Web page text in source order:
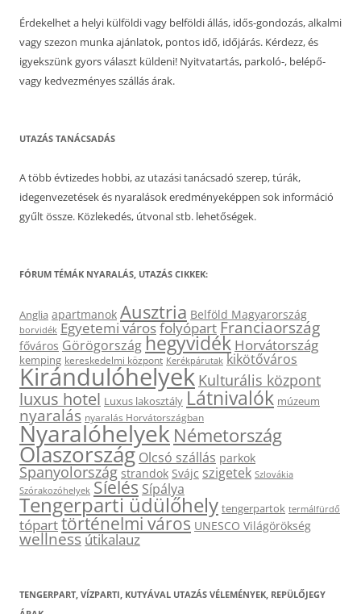
Érdekelhet a helyi külföldi vagy belföldi állás, idős-gondozás, alkalmi
vagy szezon munka ajánlatok, pontos idő, időjárás. Kérdezz, és
igyekszünk gyors választ küldeni! Nyitvatartás, parkoló-, belépő-
vagy kedvezményes szállás árak.
UTAZÁS TANÁCSADÁS
A több évtizedes hobbi, az utazási tanácsadó szerep, túrák,
idegenvezetések és nyaralások eredményeképpen sok információ
gyűlt össze. Közlekedés, útvonal stb. lehetőségek.
FÓRUM TÉMÁK NYARALÁS, UTAZÁS CIKKEK:
Anglia apartmanok Ausztria Belföld Magyarország
borvidék Egyetemi városfolyópartFranciaország
főváros Görögországhegyvidék Horvátország
kemping kereskedelmi központ Kerékpárutak kikötőváros
Kirándulóhelyek Kulturális központ
luxus hotel Luxus lakosztály Látnivalók múzeum
nyaralás nyaralás Horvátországban
Nyaralóhelyek Németország
Olaszország Olcsó szállás parkok
Spanyolország strandok Svájc szigetek Szlovákia
Szórakozóhelyek Síelés Sípálya
Tengerparti üdülőhely tengerpartok termálfürdő
tóparttörténelmi város UNESCO Világörökség
wellnessútikalauz
TENGERPART, VÍZPARTI, KUTYÁVAL UTAZÁS VÉLEMÉNYEK, REPÜLŐJEGY